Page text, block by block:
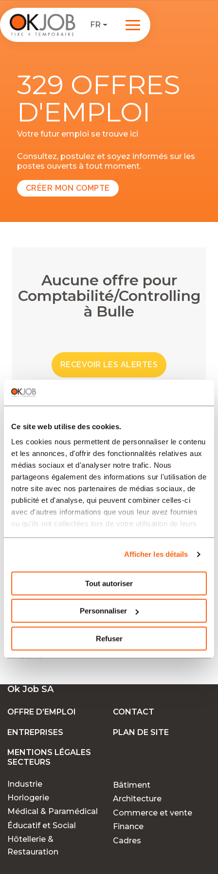
Ce site web utilise des cookies.
Les cookies nous permettent de personnaliser le contenu
et les annonces, d'offrir des fonctionnalités relatives aux
médias sociaux et d'analyser notre trafic. Nous
partageons également des informations sur l'utilisation de
notre site avec nos partenaires de médias sociaux, de
publicité et d'analyse, qui peuvent combiner celles-ci
avec d'autres informations que vous leur avez fournies
ou qu'ils ont collectées lors de votre utilisation de leurs
Afficher les détails
Tout autoriser
Personnaliser
Refuser
FR
329 OFFRES
D'EMPLOI
Votre futur emploi se trouve ici
Consultez, postulez et soyez informés sur les
postes ouverts à tout moment.
CRÉER MON COMPTE
Aucune offre pour
Comptabilité/Controlling
à Bulle
RECEVOIR LES ALERTES
RÉGIONS
SECTEURS
PROFESSION
Comptabilité/Controlling
offres dans d'autres régions :
Offres d'emploi Comptabilité/Controlling
Berne
Ok Job SA
OFFRE D’EMPLOI
ENTREPRISES
MENTIONS LÉGALES
CONTACT
PLAN DE SITE
SECTEURS
Industrie
Horlogerie
Médical & Paramédical
Éducatif et Social
Hôtellerie &
Restauration
Bâtiment
Architecture
Commerce et vente
Finance
Cadres